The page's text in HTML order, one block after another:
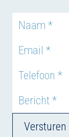
Versturen